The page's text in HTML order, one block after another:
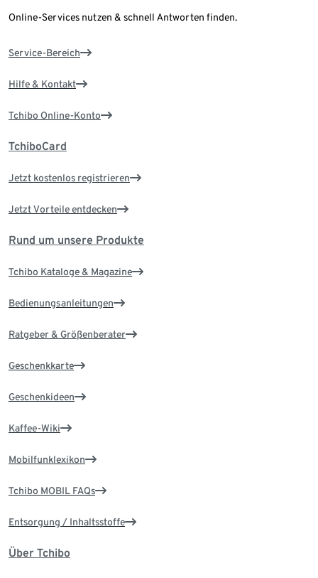
Online-Services nutzen & schnell Antworten finden.
Service-Bereich
Hilfe & Kontakt
Tchibo Online-Konto
TchiboCard
Jetzt kostenlos registrieren
Jetzt Vorteile entdecken
Rund um unsere Produkte
Tchibo Kataloge & Magazine
Bedienungsanleitungen
Ratgeber & Größenberater
Geschenkkarte
Geschenkideen
Kaffee-Wiki
Mobilfunklexikon
Tchibo MOBIL FAQs
Entsorgung / Inhaltsstoffe
Über Tchibo